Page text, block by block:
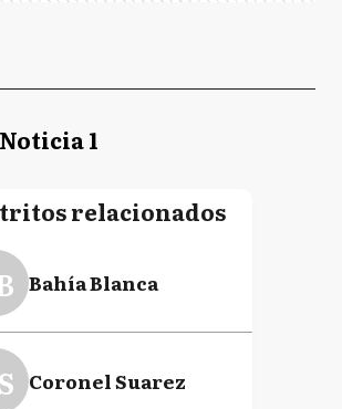
1
relacionados
Bahía Blanca
Coronel Suarez